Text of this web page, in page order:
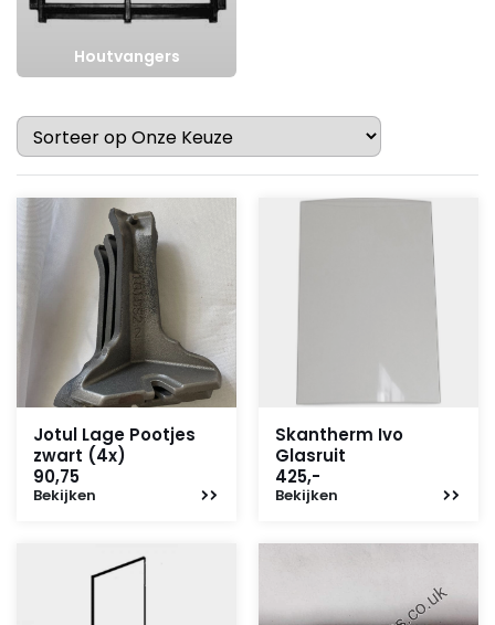
Houtvangers
Jotul Lage Pootjes
zwart (4x)
90,75
Bekijken
Skantherm Ivo
Glasruit
425,-
Bekijken